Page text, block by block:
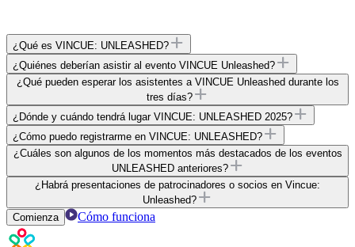
¿Qué es VINCUE: UNLEASHED?
¿Quiénes deberían asistir al evento VINCUE Unleashed?
¿Qué pueden esperar los asistentes a VINCUE Unleashed durante los
tres días?
¿Dónde y cuándo tendrá lugar VINCUE: UNLEASHED 2025?
¿Cómo puedo registrarme en VINCUE: UNLEASHED?
¿Cuáles son algunos de los momentos más destacados de los eventos
UNLEASHED anteriores?
¿Habrá presentaciones de patrocinadores o socios en Vincue:
Unleashed?
Comienza
Cómo funciona